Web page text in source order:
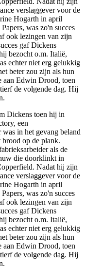
verslaggever voor de
Hogarth in april
was zo'n succes
ook lezingen van zijn
gaf Dickens
bezocht o.m. Italië,
echter niet erg gelukkig
beter zou zijn als hun
aan Edwin Drood, toen
de volgende dag. Hij
Dickens toen hij in
een
in het gevang beland
op de plank.
als de
die doorklinkt in
Nadat hij zijn
verslaggever voor de
Hogarth in april
was zo'n succes
ook lezingen van zijn
gaf Dickens
bezocht o.m. Italië,
echter niet erg gelukkig
beter zou zijn als hun
aan Edwin Drood, toen
de volgende dag. Hij